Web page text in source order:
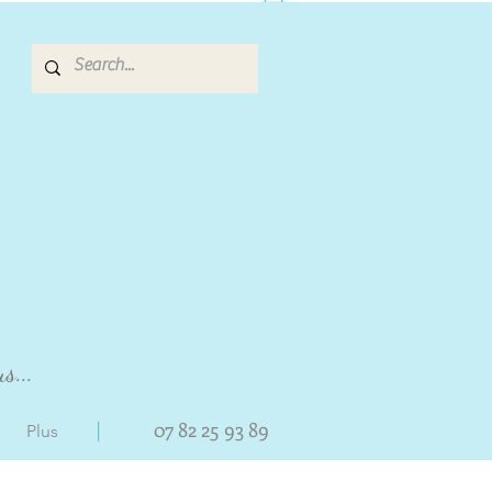
Plus | 07 82 25 93 89